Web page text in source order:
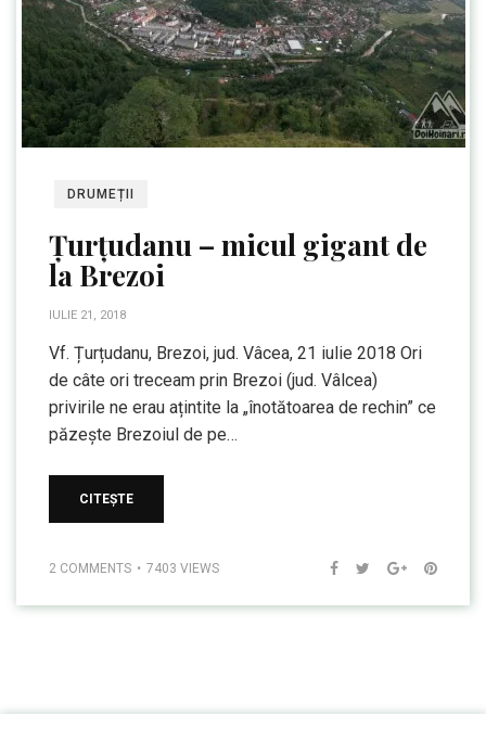
DRUMEȚII
Țurțudanu – micul gigant de
la Brezoi
IULIE 21, 2018
Vf. Țurțudanu, Brezoi, jud. Vâcea, 21 iulie 2018 Ori
de câte ori treceam prin Brezoi (jud. Vâlcea)
privirile ne erau ațintite la „înotătoarea de rechin” ce
păzește Brezoiul de pe…
CITEȘTE
2 COMMENTS 7403 VIEWS